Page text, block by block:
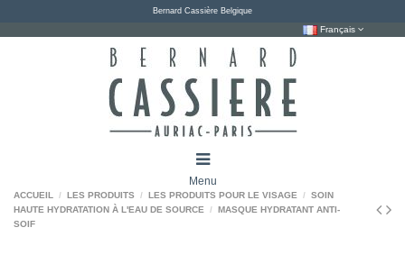
Bernard Cassière Belgique
Français
Menu
ACCUEIL LES PRODUITS LES PRODUITS POUR LE VISAGE
SOIN
HAUTE HYDRATATION À L'EAU DE SOURCE
MASQUE HYDRATANT ANTI-
SOIF